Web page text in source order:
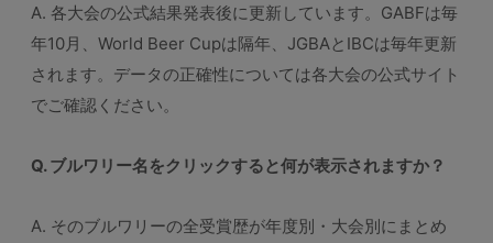
A. 各大会の公式結果発表後に更新しています。GABFは毎
年10月、World Beer Cupは隔年、JGBAとIBCは毎年更新
されます。データの正確性については各大会の公式サイト
でご確認ください。
Q. ブルワリー名をクリックすると何が表示されますか？
A. そのブルワリーの全受賞歴が年度別・大会別にまとめ